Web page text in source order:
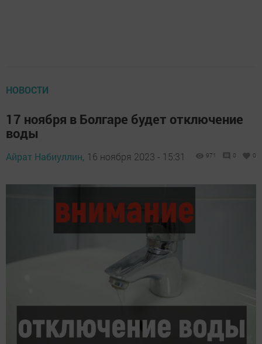
НОВОСТИ
17 ноября в Болгаре будет отключение
воды
Айрат Набиуллин, 16 ноября 2023 - 15:31 971 0 0